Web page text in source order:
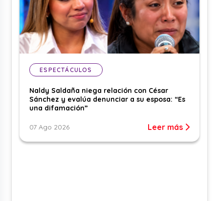
ESPECTÁCULOS
Naldy Saldaña niega relación con César
Sánchez y evalúa denunciar a su esposa: “Es
una difamación”
07 Ago 2026 Leer más